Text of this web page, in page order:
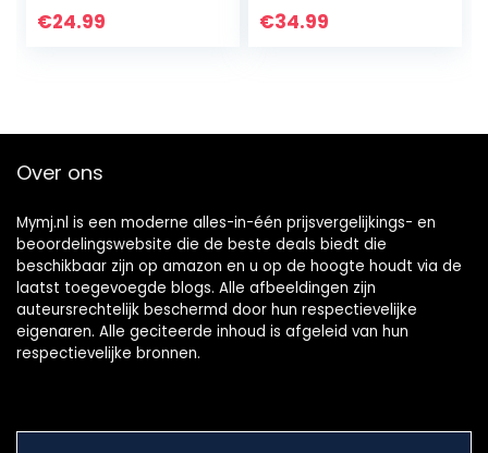
sticker,
volwassenen
Tune)
€24.99
draagbaar
€34.99
Over ons
Mymj.nl is een moderne alles-in-één prijsvergelijkings- en
beoordelingswebsite die de beste deals biedt die
beschikbaar zijn op amazon en u op de hoogte houdt via de
laatst toegevoegde blogs. Alle afbeeldingen zijn
auteursrechtelijk beschermd door hun respectievelijke
eigenaren. Alle geciteerde inhoud is afgeleid van hun
respectievelijke bronnen.